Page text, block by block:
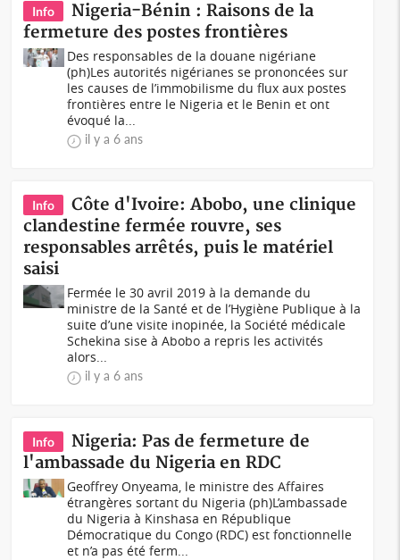
Info
Nigeria-Bénin : Raisons de la
fermeture des postes frontières
Des responsables de la douane nigériane
(ph)Les autorités nigérianes se prononcées sur
les causes de l’immobilisme du flux aux postes
frontières entre le Nigeria et le Benin et ont
évoqué la...
il y a 6 ans
Info
Côte d'Ivoire: Abobo, une clinique
clandestine fermée rouvre, ses
responsables arrêtés, puis le matériel
saisi
Fermée le 30 avril 2019 à la demande du
ministre de la Santé et de l’Hygiène Publique à la
suite d’une visite inopinée, la Société médicale
Schekina sise à Abobo a repris les activités
alors...
il y a 6 ans
Info
Nigeria: Pas de fermeture de
l'ambassade du Nigeria en RDC
Geoffrey Onyeama, le ministre des Affaires
étrangères sortant du Nigeria (ph)L’ambassade
du Nigeria à Kinshasa en République
Démocratique du Congo (RDC) est fonctionnelle
et n’a pas été ferm...